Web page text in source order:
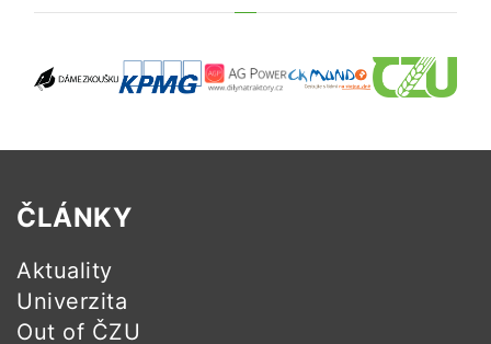
ČLÁNKY
Aktuality
Univerzita
Out of ČZU